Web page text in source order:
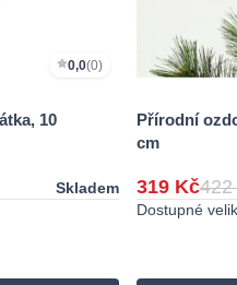
0,0(0)
10
Skladem
Přírodní
cm
319 Kč422
Dostupné